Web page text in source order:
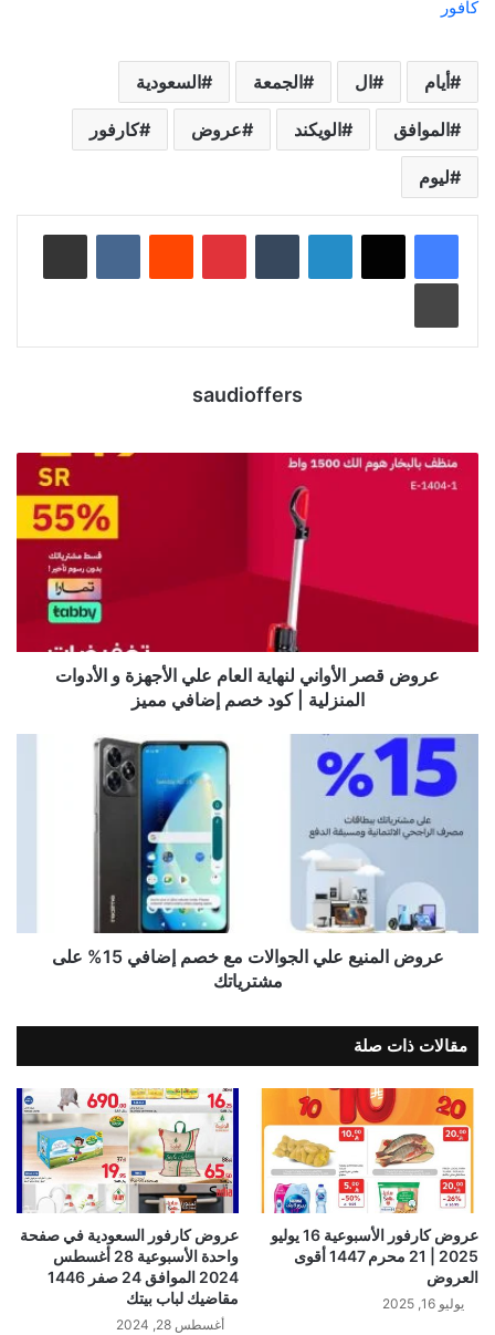
كافور
أيام ال الجمعة السعودية
الموافق الويكند عروض كارفور
ليوم
لينكدإن بينتيريست
saudioffers
عروض قصر الأواني لنهاية العام علي الأجهزة و الأدوات
المنزلية | كود خصم إضافي مميز
عروض المنيع علي الجوالات مع خصم إضافي 15% على
مشترياتك
مقالات ذات صلة
عروض كارفور الأسبوعية 16 يوليو
2025 | 21 محرم 1447 أقوى
العروض
يوليو 16, 2025
عروض كارفور السعودية في صفحة
واحدة الأسبوعية 28 أغسطس
2024 الموافق 24 صفر 1446
مقاضيك لباب بيتك
أغسطس 28, 2024